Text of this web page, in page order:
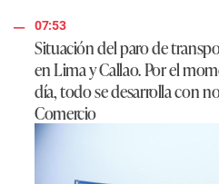
07:53
Situación del paro de
en Lima y Callao. Por el
día, todo se desarrolla con
Comercio